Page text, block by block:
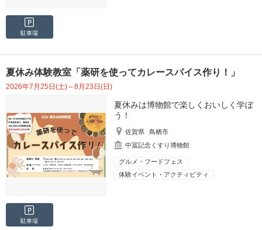
駐車場
夏休み体験教室「薬研を使ってカレースパイス作り！」
2026年7月25日(土)～8月23日(日)
夏休みは博物館で楽しくおいしく学ぼ
う！
佐賀県
鳥栖市
中冨記念くすり博物館
グルメ・フードフェス
体験イベント・アクティビティ
駐車場